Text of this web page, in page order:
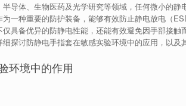
导体、生物医药及光学研究等领域，任何微小的
一种重要的防护装备，能够有效防止静电放电（
具备优异的防静电性能，还能有效避免因手部接
探讨防静电手指套在敏感实验环境中的应用，以及
环境中的作用